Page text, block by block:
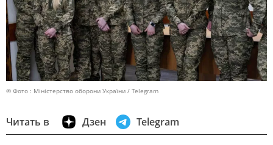
© Фото : Міністерство оборони України / Telegram
Читать в Дзен Telegram